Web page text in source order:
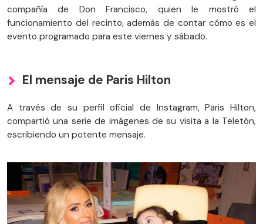
compañía de Don Francisco, quien le mostró el
funcionamiento del recinto, además de contar cómo es el
evento programado para este viernes y sábado.
El mensaje de Paris Hilton
A través de su perfil oficial de Instagram, Paris Hilton,
compartió una serie de imágenes de su visita a la Teletón,
escribiendo un potente mensaje.